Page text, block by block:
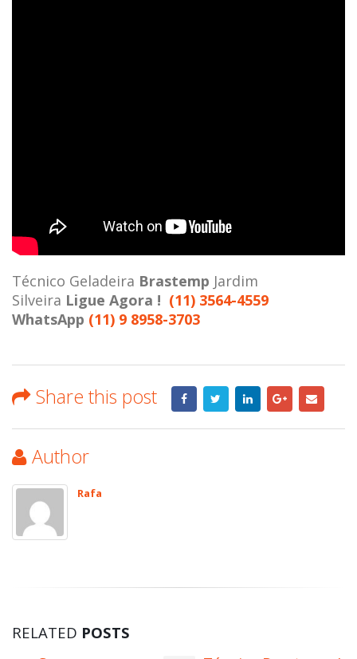
Técnico Geladeira Brastemp Jardim
Silveira Ligue Agora ! (11) 3564-4559
WhatsApp (11) 9 8958-3703
Share this post
Author
Rafa
RELATED POSTS